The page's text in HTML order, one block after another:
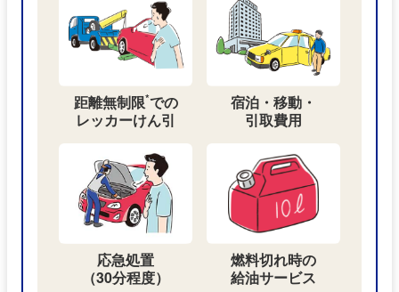
距離無制限*での
レッカーけん引
宿泊・移動・
引取費用
応急処置
（30分程度）
燃料切れ時の
給油サービス